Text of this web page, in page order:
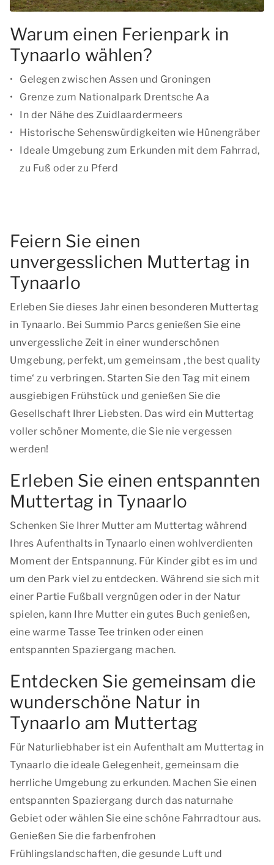
Warum einen Ferienpark in
Tynaarlo wählen?
Gelegen zwischen Assen und Groningen
Grenze zum Nationalpark Drentsche Aa
In der Nähe des Zuidlaardermeers
Historische Sehenswürdigkeiten wie Hünengräber
Ideale Umgebung zum Erkunden mit dem Fahrrad,
zu Fuß oder zu Pferd
Feiern Sie einen
unvergesslichen Muttertag in
Tynaarlo
Erleben Sie dieses Jahr einen besonderen Muttertag
in Tynaarlo. Bei Summio Parcs genießen Sie eine
unvergessliche Zeit in einer wunderschönen
Umgebung, perfekt, um gemeinsam ‚the best quality
time‘ zu verbringen. Starten Sie den Tag mit einem
ausgiebigen Frühstück und genießen Sie die
Gesellschaft Ihrer Liebsten. Das wird ein Muttertag
voller schöner Momente, die Sie nie vergessen
werden!
Erleben Sie einen entspannten
Muttertag in Tynaarlo
Schenken Sie Ihrer Mutter am Muttertag während
Ihres Aufenthalts in Tynaarlo einen wohlverdienten
Moment der Entspannung. Für Kinder gibt es im und
um den Park viel zu entdecken. Während sie sich mit
einer Partie Fußball vergnügen oder in der Natur
spielen, kann Ihre Mutter ein gutes Buch genießen,
eine warme Tasse Tee trinken oder einen
entspannten Spaziergang machen.
Entdecken Sie gemeinsam die
wunderschöne Natur in
Tynaarlo am Muttertag
Für Naturliebhaber ist ein Aufenthalt am Muttertag in
Tynaarlo die ideale Gelegenheit, gemeinsam die
herrliche Umgebung zu erkunden. Machen Sie einen
entspannten Spaziergang durch das naturnahe
Gebiet oder wählen Sie eine schöne Fahrradtour aus.
Genießen Sie die farbenfrohen
Frühlingslandschaften, die gesunde Luft und